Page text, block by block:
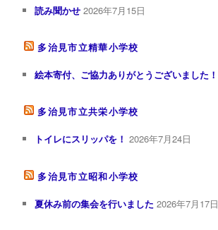
読み聞かせ 2026年7月15日
多治見市立精華小学校
絵本寄付、ご協力ありがとうございました！
多治見市立共栄小学校
トイレにスリッパを！ 2026年7月24日
多治見市立昭和小学校
夏休み前の集会を行いました 2026年7月17日